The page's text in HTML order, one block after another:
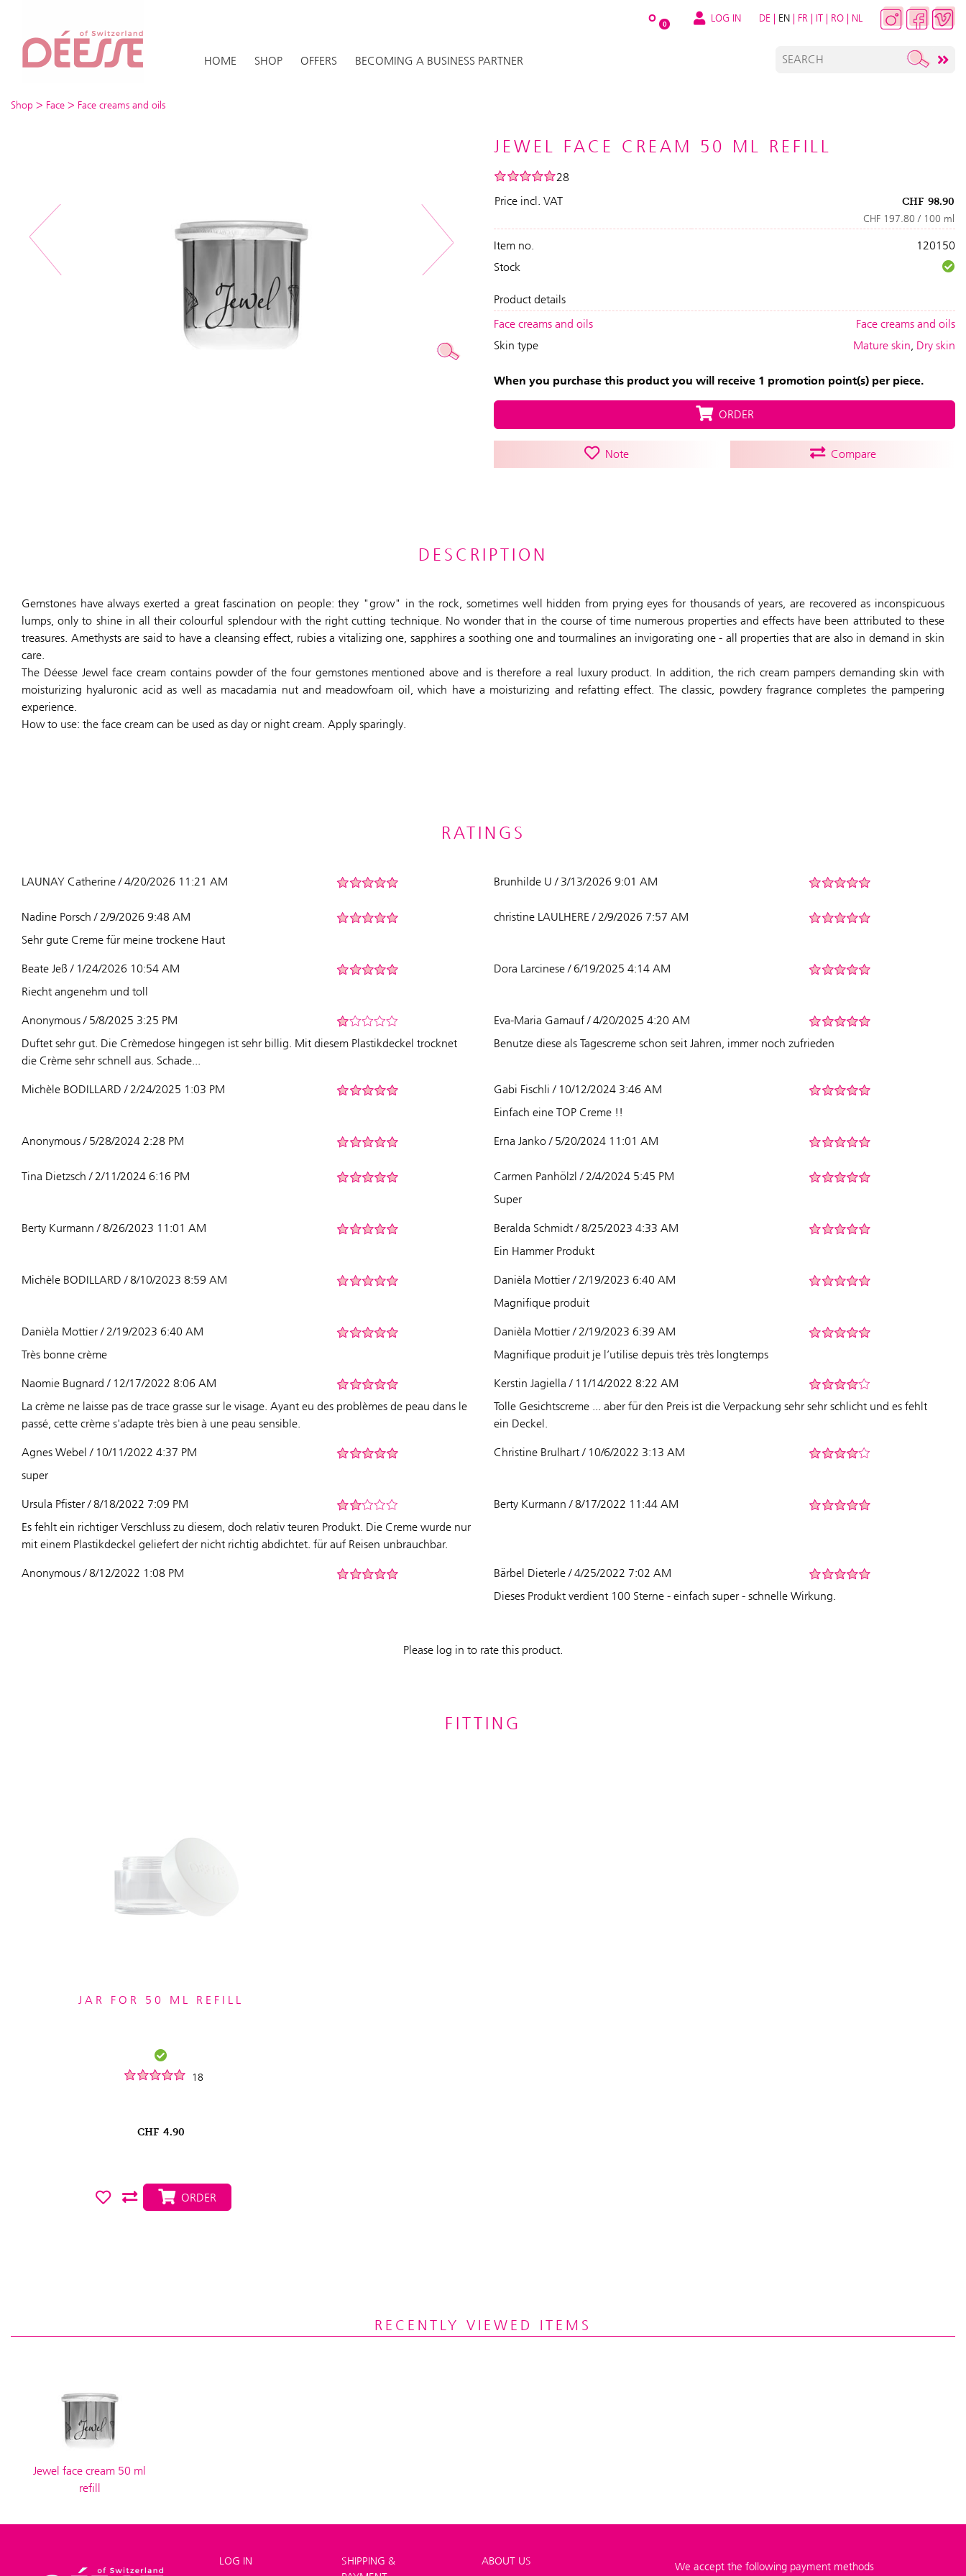
O 0 LOG IN DE | EN | FR | IT | RO | NL
HOME SHOP OFFERS BECOMING A BUSINESS PARTNER
Shop > Face > Face creams and oils
Next
JEWEL FACE CREAM 50 ML REFILL
28
Price incl. VAT
CHF 98.90
CHF 197.80 / 100 ml
Item no.
120150
Stock
Product details
Face creams and oils
Face creams and oils
Skin type
Mature skin, Dry skin
When you purchase this product you will receive 1 promotion point(s) per piece.
ORDER
Note Compare
DESCRIPTION
Gemstones have always exerted a great fascination on people: they "grow" in the rock, sometimes well hidden from prying eyes for thousands of years, are recovered as inconspicuous
lumps, only to shine in all their colourful splendour with the right cutting technique. No wonder that in the course of time numerous properties and effects have been attributed to these
treasures. Amethysts are said to have a cleansing effect, rubies a vitalizing one, sapphires a soothing one and tourmalines an invigorating one - all properties that are also in demand in skin
care.
The Déesse Jewel face cream contains powder of the four gemstones mentioned above and is therefore a real luxury product. In addition, the rich cream pampers demanding skin with
moisturizing hyaluronic acid as well as macadamia nut and meadowfoam oil, which have a moisturizing and refatting effect. The classic, powdery fragrance completes the pampering
experience.
How to use: the face cream can be used as day or night cream. Apply sparingly.
RATINGS
LAUNAY Catherine / 4/20/2026 11:21 AM Brunhilde U / 3/13/2026 9:01 AM
Nadine Porsch / 2/9/2026 9:48 AM
Sehr gute Creme für meine trockene Haut
christine LAULHERE / 2/9/2026 7:57 AM
Beate Jeß / 1/24/2026 10:54 AM
Riecht angenehm und toll
Dora Larcinese / 6/19/2025 4:14 AM
Anonymous / 5/8/2025 3:25 PM
Duftet sehr gut. Die Crèmedose hingegen ist sehr billig. Mit diesem Plastikdeckel trocknet
die Crème sehr schnell aus. Schade...
Eva-Maria Gamauf / 4/20/2025 4:20 AM
Benutze diese als Tagescreme schon seit Jahren, immer noch zufrieden
Michèle BODILLARD / 2/24/2025 1:03 PM
Gabi Fischli / 10/12/2024 3:46 AM
Einfach eine TOP Creme !!
Anonymous / 5/28/2024 2:28 PM Erna Janko / 5/20/2024 11:01 AM
Tina Dietzsch / 2/11/2024 6:16 PM
Carmen Panhölzl / 2/4/2024 5:45 PM
Super
Berty Kurmann / 8/26/2023 11:01 AM
Beralda Schmidt / 8/25/2023 4:33 AM
Ein Hammer Produkt
Michèle BODILLARD / 8/10/2023 8:59 AM
Danièla Mottier / 2/19/2023 6:40 AM
Magnifique produit
Danièla Mottier / 2/19/2023 6:40 AM
Très bonne crème
Danièla Mottier / 2/19/2023 6:39 AM
Magnifique produit je l’utilise depuis très très longtemps
Naomie Bugnard / 12/17/2022 8:06 AM
La crème ne laisse pas de trace grasse sur le visage. Ayant eu des problèmes de peau dans le
passé, cette crème s'adapte très bien à une peau sensible.
Kerstin Jagiella / 11/14/2022 8:22 AM
Tolle Gesichtscreme ... aber für den Preis ist die Verpackung sehr sehr schlicht und es fehlt
ein Deckel.
Agnes Webel / 10/11/2022 4:37 PM
super
Christine Brulhart / 10/6/2022 3:13 AM
Ursula Pfister / 8/18/2022 7:09 PM
Es fehlt ein richtiger Verschluss zu diesem, doch relativ teuren Produkt. Die Creme wurde nur
mit einem Plastikdeckel geliefert der nicht richtig abdichtet. für auf Reisen unbrauchbar.
Berty Kurmann / 8/17/2022 11:44 AM
Anonymous / 8/12/2022 1:08 PM
Bärbel Dieterle / 4/25/2022 7:02 AM
Dieses Produkt verdient 100 Sterne - einfach super - schnelle Wirkung.
Please log in to rate this product.
FITTING
JAR FOR 50 ML REFILL
18
CHF 4.90
ORDER
RECENTLY VIEWED ITEMS
Jewel face cream 50 ml
refill
LOG IN
SHIPPING &
ABOUT US We accept the following payment methods